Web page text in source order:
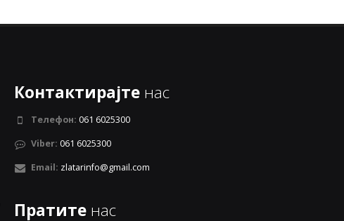
Контактирајте нас
Телефон: 061 6025300
Viber: 061 6025300
Email: zlatarinfo@gmail.com
Пратите нас